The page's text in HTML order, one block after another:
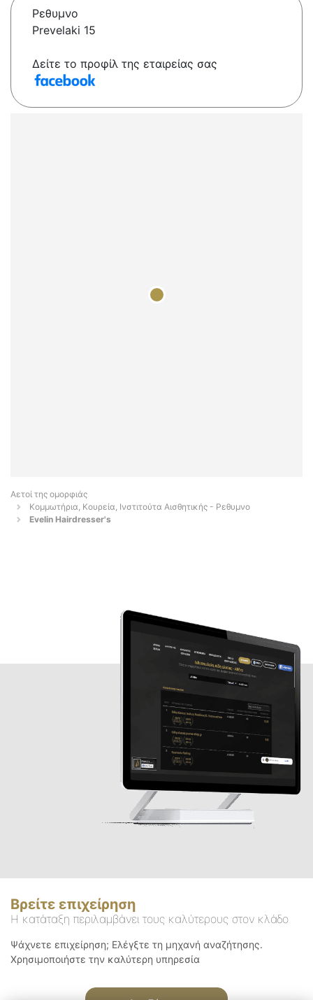
Ρεθυμνο
Prevelaki 15
Δείτε το προφίλ της εταιρείας σας
Αετοί της ομορφιάς
Κομμωτήρια, Κουρεία, Ινστιτούτα Αισθητικής - Ρεθυμνο
Evelin Hairdresser's
Βρείτε επιχείρηση
Η κατάταξη περιλαμβάνει τους καλύτερους στον κλάδο
Ψάχνετε επιχείρηση; Ελέγξτε τη μηχανή αναζήτησης.
Χρησιμοποιήστε την καλύτερη υπηρεσία